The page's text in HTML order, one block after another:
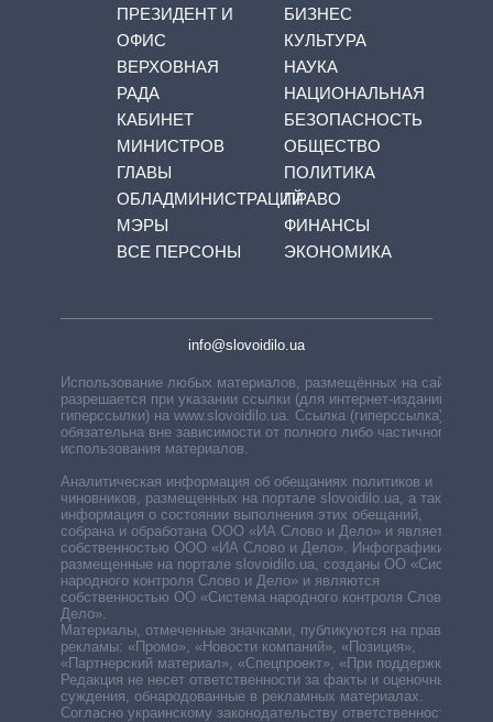
ПРЕЗИДЕНТ И
ОФИС
ВЕРХОВНАЯ
РАДА
КАБИНЕТ
МИНИСТРОВ
ГЛАВЫ
ОБЛАДМИНИСТРАЦИЙ
МЭРЫ
ВСЕ ПЕРСОНЫ
БИЗНЕС
КУЛЬТУРА
НАУКА
НАЦИОНАЛЬНАЯ
БЕЗОПАСНОСТЬ
ОБЩЕСТВО
ПОЛИТИКА
ПРАВО
ФИНАНСЫ
ЭКОНОМИКА
info@slovoidilo.ua
Использование любых материалов, размещённых на сайте,
разрешается при указании ссылки (для интернет-изданий —
гиперссылки) на www.slovoidilo.ua. Ссылка (гиперссылка)
обязательна вне зависимости от полного либо частичного
использования материалов.
Аналитическая информация об обещаниях политиков и
чиновников, размещенных на портале slovoidilo.ua, а также
информация о состоянии выполнения этих обещаний,
собрана и обработана ООО «ИА Слово и Дело» и является
собственностью ООО «ИА Слово и Дело». Инфографики,
размещенные на портале slovoidilo.ua, созданы ОО «Система
народного контроля Слово и Дело» и являются
собственностью ОО «Система народного контроля Слово и
Дело».
Материалы, отмеченные значками, публикуются на правах
рекламы: «Промо», «Новости компаний», «Позиция»,
«Партнерский материал», «Спецпроект», «При поддержке».
Редакция не несет ответственности за факты и оценочные
суждения, обнародованные в рекламных материалах.
Согласно украинскому законодательству ответственность за